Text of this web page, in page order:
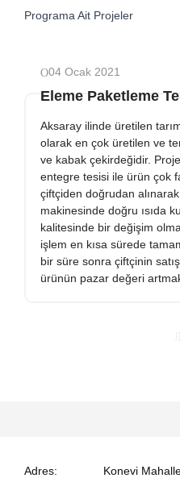
Programa Ait Projeler
04 Ocak 2021
Eleme Paketleme
Aksaray ilinde üretilen
olarak en çok üretilen ve
ve kabak çekirdeğidir.
entegre tesisi ile ürün çok
çiftçiden doğrudan
makinesinde doğru ısıda
kalitesinde bir değişim
işlem en kısa sürede
bir süre sonra çiftçinin
ürünün pazar değeri
Adres:
Konevi